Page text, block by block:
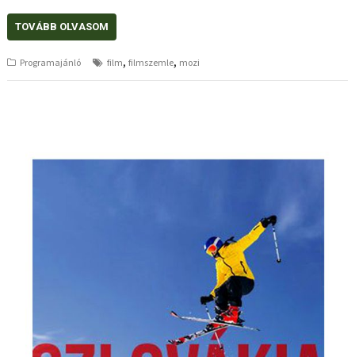
TOVÁBB OLVASOM
Programajánló film,filmszemle, mozi